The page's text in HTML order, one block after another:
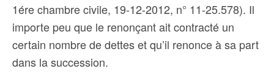
1ére chambre civile, 19-12-2012, n° 11-25.578). Il
importe peu que le renonçant ait contracté un
certain nombre de dettes et qu’il renonce à sa part
dans la succession.